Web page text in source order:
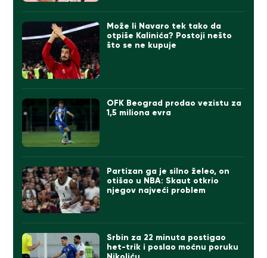
Može li Navaro tek tako da
otpiše Kalinića? Postoji nešto
što se ne kupuje
OFK Beograd prodao vezistu za
1,5 miliona evra
Partizan ga je silno želeo, on
otišao u NBA: Skaut otkrio
njegov najveći problem
Srbin za 22 minuta postigao
het-trik i poslao moćnu poruku